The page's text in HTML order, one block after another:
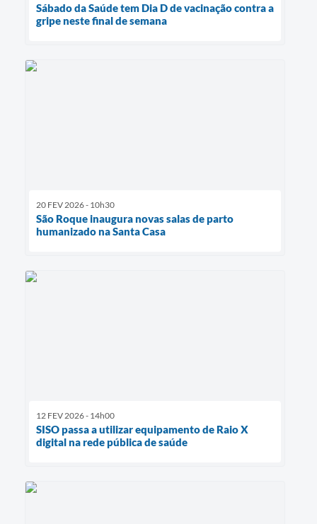
Sábado da Saúde tem Dia D de vacinação contra a
gripe neste final de semana
20 FEV 2026 - 10h30
São Roque inaugura novas salas de parto
humanizado na Santa Casa
12 FEV 2026 - 14h00
SISO passa a utilizar equipamento de Raio X
digital na rede pública de saúde